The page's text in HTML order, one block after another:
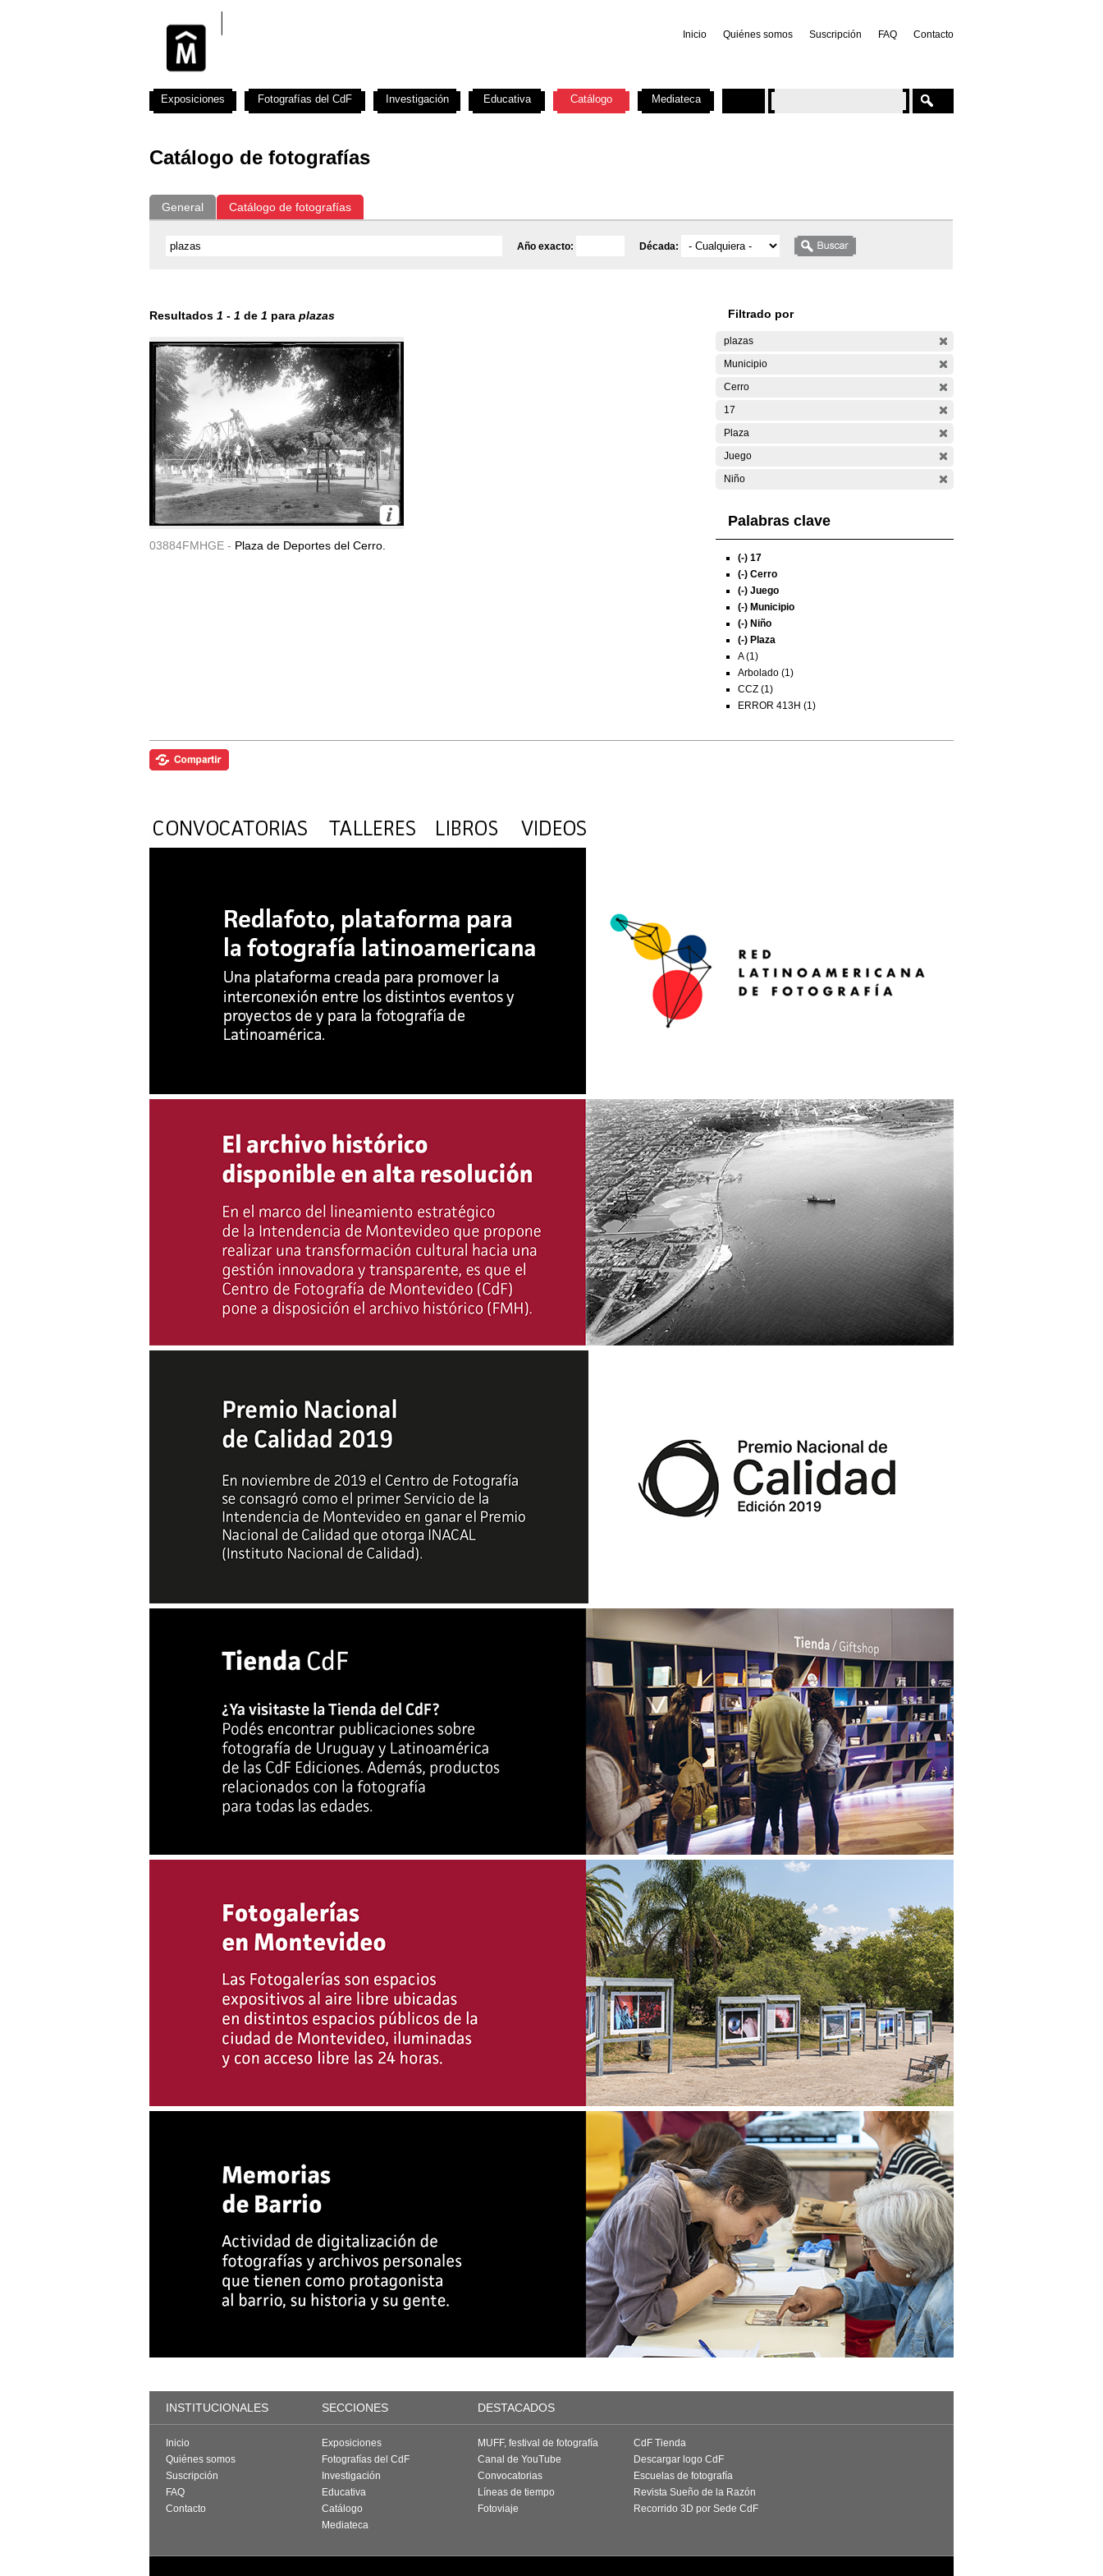
Inicio Quiénes somos Suscripción FAQ Contacto
Catálogo de fotografías
General Catálogo de fotografías
Año exacto: Década:
Resultados 1 - 1 de 1 para plazas
03884FMHGE - Plaza de Deportes del Cerro.
Filtrado por
plazas
Municipio
Cerro
17
Plaza
Juego
Niño
Palabras clave
(-) 17
(-) Cerro
(-) Juego
(-) Municipio
(-) Niño
(-) Plaza
A (1)
Arbolado (1)
CCZ (1)
ERROR 413H (1)
Exposiciones Fotografías del CdF Investigación Educativa Catálogo Mediateca
INSTITUCIONALES SECCIONES DESTACADOS
Inicio
Quiénes somos
Suscripción
FAQ
Contacto
Exposiciones
Fotografías del CdF
Investigación
Educativa
Catálogo
Mediateca
MUFF, festival de fotografía
Canal de YouTube
Convocatorias
Líneas de tiempo
Fotoviaje
CdF Tienda
Descargar logo CdF
Escuelas de fotografía
Revista Sueño de la Razón
Recorrido 3D por Sede CdF